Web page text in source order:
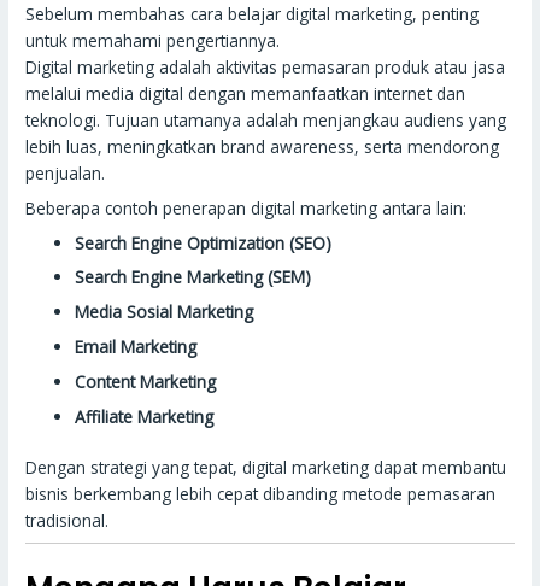
Sebelum membahas cara belajar digital marketing, penting
untuk memahami pengertiannya.
Digital marketing adalah aktivitas pemasaran produk atau jasa
melalui media digital dengan memanfaatkan internet dan
teknologi. Tujuan utamanya adalah menjangkau audiens yang
lebih luas, meningkatkan brand awareness, serta mendorong
penjualan.
Beberapa contoh penerapan digital marketing antara lain:
Search Engine Optimization (SEO)
Search Engine Marketing (SEM)
Media Sosial Marketing
Email Marketing
Content Marketing
Affiliate Marketing
Dengan strategi yang tepat, digital marketing dapat membantu
bisnis berkembang lebih cepat dibanding metode pemasaran
tradisional.